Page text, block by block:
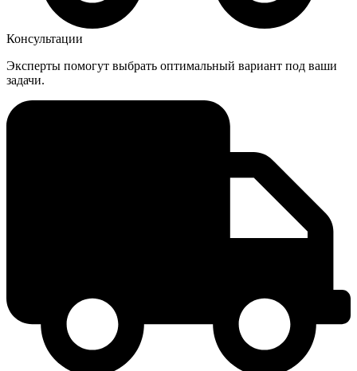
Консультации
Эксперты помогут выбрать оптимальный вариант под ваши
задачи.